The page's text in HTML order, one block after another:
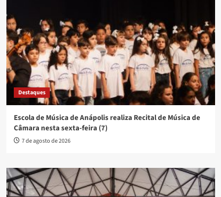
Destaques
Escola de Música de Anápolis realiza Recital de Música de
Câmara nesta sexta-feira (7)
7 de agosto de 2026